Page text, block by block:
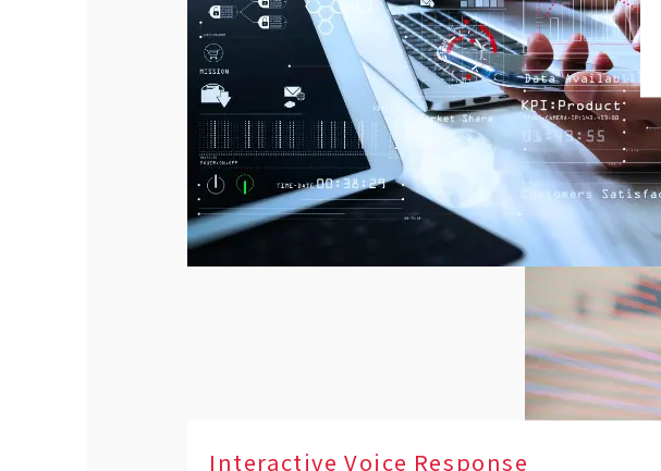
Interactive Voice Response